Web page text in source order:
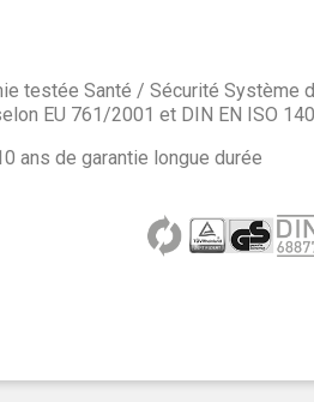
testée Santé / Sécurité Système
EU 761/2001 et DIN EN ISO
ans de garantie longue durée